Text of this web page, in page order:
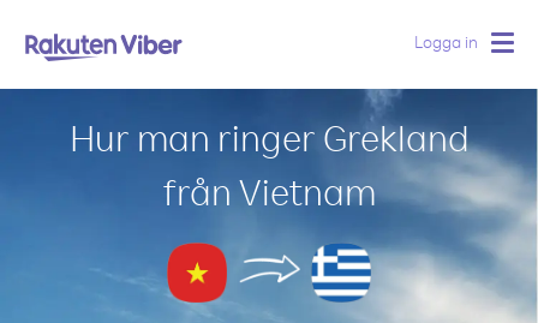
Logga in
Hur man ringer Grekland
från Vietnam